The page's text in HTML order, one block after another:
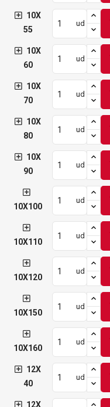
10X
55
ud
10X
60
ud
10X
70
ud
10X
80
ud
10X
90
ud
10X100
ud
10X110
ud
10X120
ud
10X150
ud
10X160
ud
12X
40
ud
12X